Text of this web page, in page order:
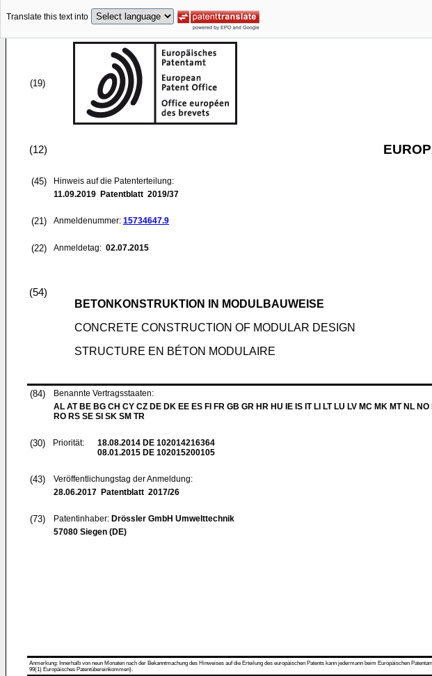
Translate this text into
(19)
(12)
(45)
Hinweis auf die Patenterteilung:
11.09.2019 Patentblatt 2019/37
(21) Anmeldenummer: 15734647.9
(22) Anmeldetag: 02.07.2015
(54)
BETONKONSTRUKTION IN MODULBAUWEISE
CONCRETE CONSTRUCTION OF MODULAR DESIGN
STRUCTURE EN BÉTON MODULAIRE
(84)
Benannte Vertragsstaaten:
AL AT BE BG CH CY CZ DE DK EE ES FI FR GB GR HR HU IE IS IT LI LT LU LV MC MK MT NL NO
RO RS SE SI SK SM TR
(30) Priorität: 18.08.2014 DE 102014216364
08.01.2015 DE 102015200105
(43)
Veröffentlichungstag der Anmeldung:
28.06.2017 Patentblatt 2017/26
(73) Patentinhaber: Drössler GmbH Umwelttechnik
57080 Siegen (DE)
Anmerkung: Innerhalb von neun Monaten nach der Bekanntmachung des Hinweises auf die Erteilung des europäischen Patents kann jedermann beim Europäischen
99(1) Europäisches Patentübereinkommen).